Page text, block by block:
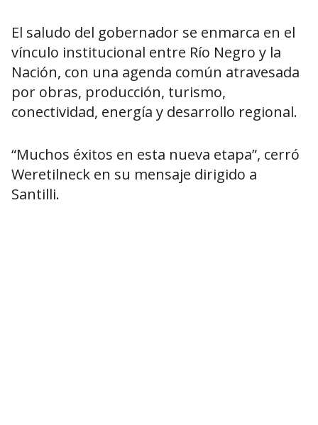
El saludo del gobernador se enmarca en el
vínculo institucional entre Río Negro y la
Nación, con una agenda común atravesada
por obras, producción, turismo,
conectividad, energía y desarrollo regional.
“Muchos éxitos en esta nueva etapa”, cerró
Weretilneck en su mensaje dirigido a
Santilli.